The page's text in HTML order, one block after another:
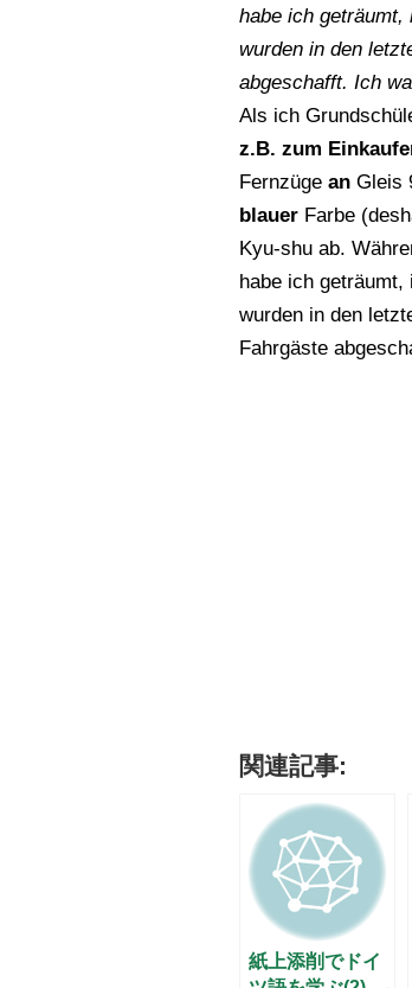
habe ich geträumt,
wurden in den
abgeschafft. Ich
Als ich
z.B. zum
Fernzüge an Gleis
blauer Farbe
Kyu-shu ab.
habe ich geträumt,
wurden in den
Fahrgäste
関連記事:
紙上添削でドイ